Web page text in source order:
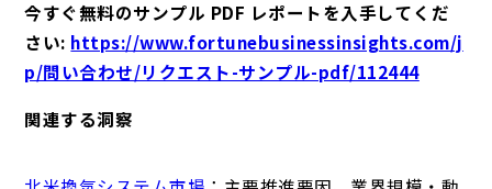
今すぐ無料のサンプル PDF レポートを入手してくだ
さい: https://www.fortunebusinessinsights.com/j
p/問い合わせ/リクエスト-サンプル-pdf/112444
関連する洞察